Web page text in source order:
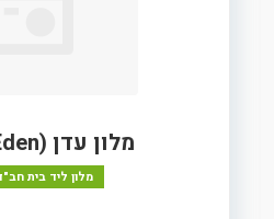
מלון עדן (Hotel Eden)
מלון ליד בית